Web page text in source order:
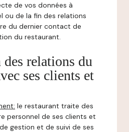
de vos données à
ou de la fin des relations
du dernier contact de
du restaurant.
relations du
ses clients et
le restaurant traite des
personnel de ses clients et
gestion et de suivi de ses